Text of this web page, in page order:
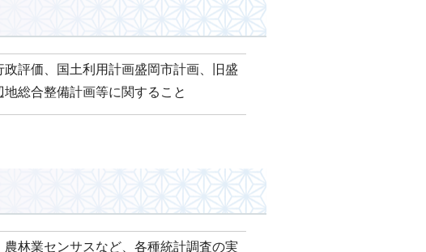
評価、国土利用計画盛岡市計画、旧盛
総合整備計画等に関すること
林業センサスなど、各種統計調査の実